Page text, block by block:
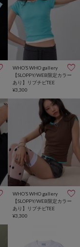
WHO’S WHO gallery
【SLOPPY/WEB限定カラー
あり】リブチビTEE
¥3,300
WHO’S WHO gallery
【SLOPPY/WEB限定カラー
あり】リブチビTEE
¥3,300